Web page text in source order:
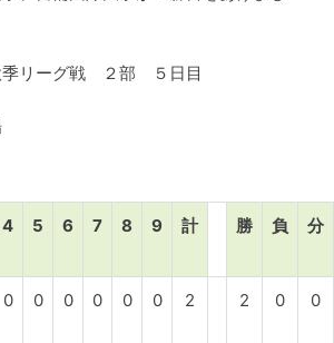
リーグ戦 ２部 ５日目
4 5 6 7 8 9 計 勝 負 分
0 0 0 0 0 0 2 2 0 0